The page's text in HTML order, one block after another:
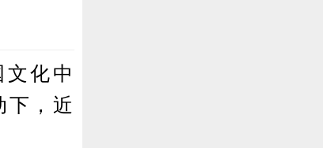
化中
下，近